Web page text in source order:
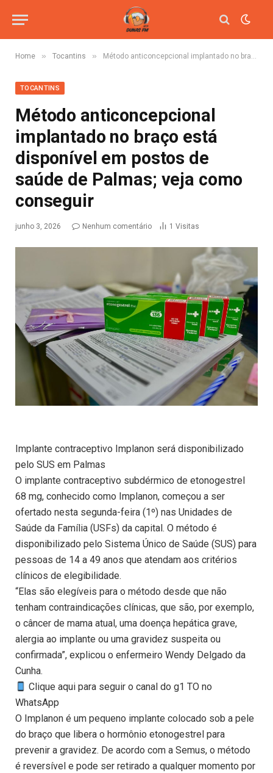
Home » Tocantins » Método anticoncepcional implantado no braço está disponível em postos de saúde de Palmas; veja como conseguir
TOCANTINS
Método anticoncepcional
implantado no braço está
disponível em postos de
saúde de Palmas; veja como
conseguir
junho 3, 2026 Nenhum comentário 1 Visitas
Implante contraceptivo Implanon será disponibilizado
pelo SUS em Palmas
O implante contraceptivo subdérmico de etonogestrel
68 mg, conhecido como Implanon, começou a ser
ofertado nesta segunda-feira (1º) nas Unidades de
Saúde da Família (USFs) da capital. O método é
disponibilizado pelo Sistema Único de Saúde (SUS) para
pessoas de 14 a 49 anos que atendam aos critérios
clínicos de elegibilidade.
“Elas são elegíveis para o método desde que não
tenham contraindicações clínicas, que são, por exemplo,
o câncer de mama atual, uma doença hepática grave,
alergia ao implante ou uma gravidez suspeita ou
confirmada”, explicou o enfermeiro Wendy Delgado da
Cunha.
Clique aqui para seguir o canal do g1 TO no
WhatsApp
O Implanon é um pequeno implante colocado sob a pele
do braço que libera o hormônio etonogestrel para
prevenir a gravidez. De acordo com a Semus, o método
é reversível e pode ser retirado a qualquer momento por